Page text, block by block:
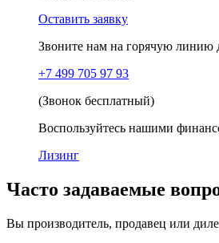
Оставить заявку
Звоните нам на горячую линию
+7 499 705 97 93
(Звонок бесплатный)
Воспользуйтесь нашими
Лизинг
Часто задаваемые
Вы производитель, продавец или